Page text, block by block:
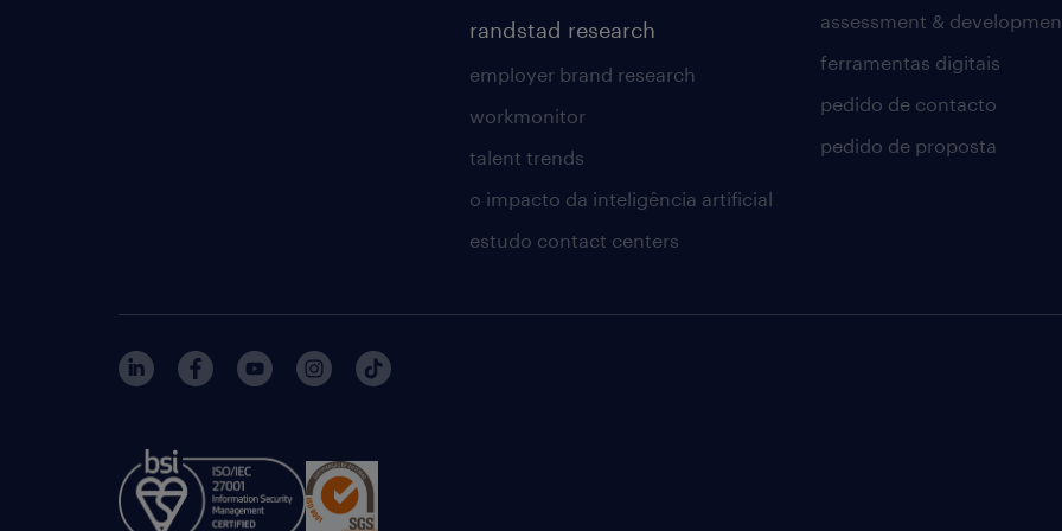
randstad research
employer brand research
workmonitor
talent trends
o impacto da inteligência artificial
estudo contact centers
assessment &
ferramentas digitais
pedido de contacto
pedido de proposta